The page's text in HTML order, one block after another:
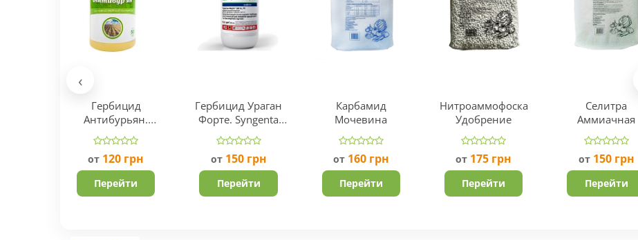
Гербицид
Антибурьян.
Производитель
Укравит.
от 120 грн
Перейти
Гербицид Ураган
Форте. Syngenta
Швейцария.
от 150 грн
Перейти
Карбамид
Мочевина
от 160 грн
Перейти
Нитроаммофоска
Удобрение
от 175 грн
Перейти
Селитра
Аммиачная
от 150 грн
Перейти
‹